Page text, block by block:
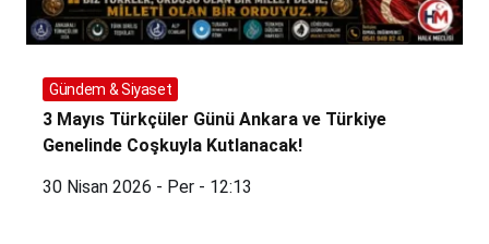
Gündem & Siyaset
3 Mayıs Türkçüler Günü Ankara ve Türkiye
Genelinde Coşkuyla Kutlanacak!
30 Nisan 2026 - Per - 12:13